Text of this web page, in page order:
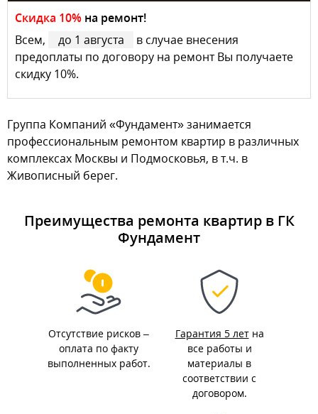
Скидка 10% на ремонт!
Всем,
до 1 августа
в случае внесения
предоплаты по договору на ремонт Вы получаете
скидку 10%.
Группа Компаний «Фундамент» занимается
профессиональным ремонтом квартир в различных
комплексах Москвы и Подмосковья, в т.ч. в
Живописный берег.
Преимущества ремонта квартир в ГК
Фундамент
Отсутствие рисков –
оплата по факту
выполненных работ.
Гарантия 5 летна
все работы и
материалы в
соответствии с
договором.